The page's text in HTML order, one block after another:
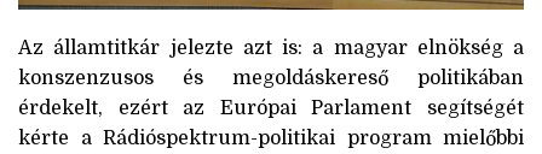
Az államtitkár jelezte azt is: a magyar elnökség a
konszenzusos és megoldáskereső politikában
érdekelt, ezért az Európai Parlament segítségét
kérte a Rádióspektrum-politikai program mielőbbi